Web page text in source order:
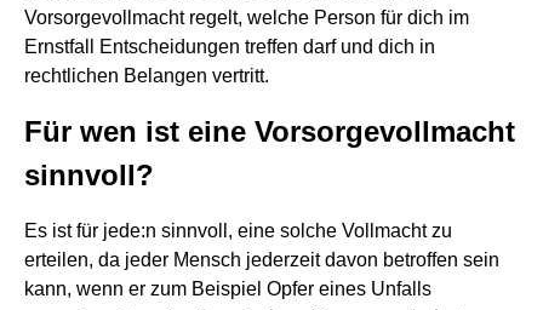
Vorsorgevollmacht regelt, welche Person für dich im
Ernstfall Entscheidungen treffen darf und dich in
rechtlichen Belangen vertritt.
Für wen ist eine Vorsorgevollmacht
sinnvoll?
Es ist für jede:n sinnvoll, eine solche Vollmacht zu
erteilen, da jeder Mensch jederzeit davon betroffen sein
kann, wenn er zum Beispiel Opfer eines Unfalls